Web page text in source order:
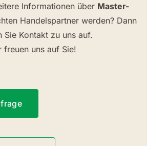
Informationen über Master-
Handelspartner werden? Dann
Sie Kontakt zu uns auf.
freuen uns auf Sie!